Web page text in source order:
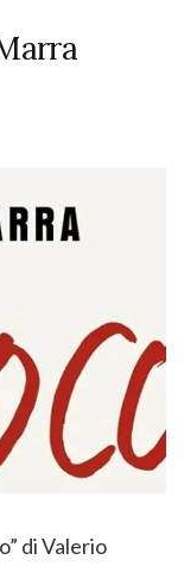
di Valerio